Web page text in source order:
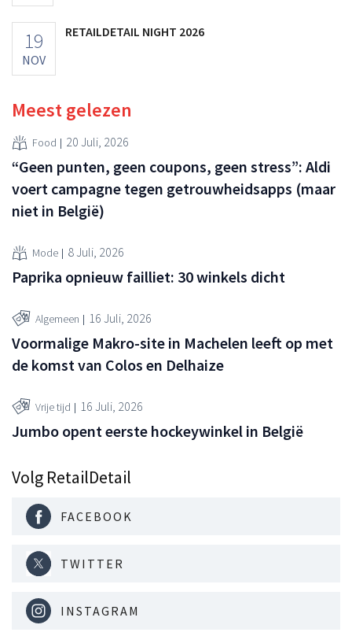
19
NOV
RETAILDETAIL NIGHT 2026
Meest gelezen
Food 20 Juli, 2026
“Geen punten, geen coupons, geen stress”: Aldi
voert campagne tegen getrouwheidsapps (maar
niet in België)
Mode 8 Juli, 2026
Paprika opnieuw failliet: 30 winkels dicht
Algemeen 16 Juli, 2026
Voormalige Makro-site in Machelen leeft op met
de komst van Colos en Delhaize
Vrije tijd 16 Juli, 2026
Jumbo opent eerste hockeywinkel in België
Volg RetailDetail
FACEBOOK
TWITTER
INSTAGRAM